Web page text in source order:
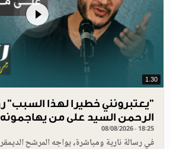
1.30
"يعتبرونني خطيرا لهذا السبب"
الرحمن السيد على من
08/08/2026 - 18:25
في رسالة نارية ومباشرة، يواجه المرشح